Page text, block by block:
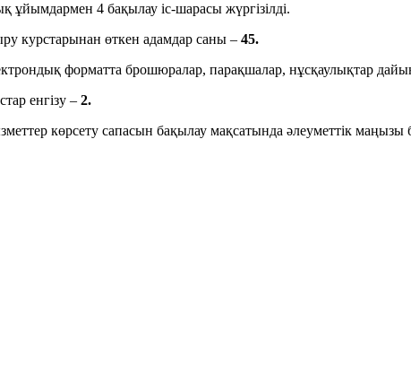
ұйымдармен 4 бақылау іс-шарасы жүргізілді.
курстарынан өткен адамдар саны – 45.
форматта брошюралар, парақшалар, нұсқаулықтар
енгізу – 2.
көрсету сапасын бақылау мақсатында әлеуметтік